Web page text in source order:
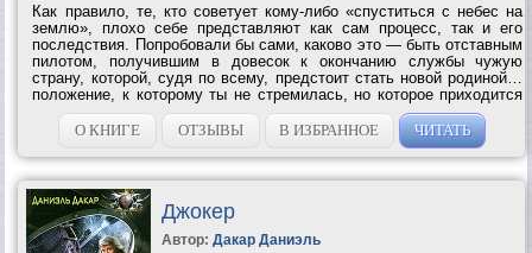
Как правило, те, кто советует кому-либо «спуститься с небес на
землю», плохо себе представляют как сам процесс, так и его
последствия. Попробовали бы сами, каково это — быть отставным
пилотом, получившим в довесок к окончанию службы чужую
страну, которой, судя по всему, предстоит стать новой родиной…
положение, к которому ты не стремилась, но которое приходится
принимать со всеми обязанностями и ответственностью,
вытекающими из...
О КНИГЕ ОТЗЫВЫ В ИЗБРАННОЕ ЧИТАТЬ
Джокер
Автор: Дакар Даниэль